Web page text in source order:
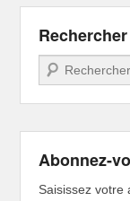
Rechercher
Recherche
Abonnez-
Saisissez votre